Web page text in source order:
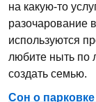
на какую-то
разочарование
используются
любите ныть по
создать семью.
Сон о